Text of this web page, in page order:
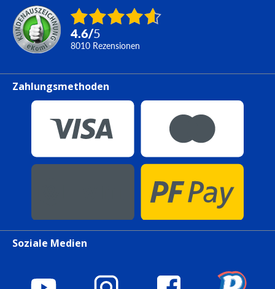
4.6/5
8010 Rezensionen
Zahlungsmethoden
Soziale Medien